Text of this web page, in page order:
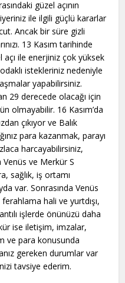
güzel açının
ile ilgili güçlü kararlar
Ancak bir süre gizli
13 Kasım tarihinde
açı ile enerjiniz çok yüksek
istekleriniz nedeniyle
yapabilirsiniz.
29 derecede olacağı için
olmayabilir. 16 Kasım’da
çıkıyor ve Balık
para kazanmak, parayı
harcayabilirsiniz,
Venüs ve Merkür S
sağlık, iş ortamı
var. Sonrasında Venüs
hali ve yurtdışı,
işlerde önünüzü daha
ise iletişim, imzalar,
ve para konusunda
gereken durumlar var
tavsiye ederim.